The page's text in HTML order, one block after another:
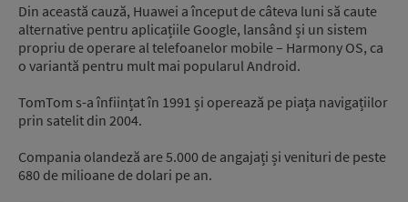
Din această cauză, Huawei a început de câteva luni să caute
alternative pentru aplicațiile Google, lansând și un sistem
propriu de operare al telefoanelor mobile – Harmony OS, ca
o variantă pentru mult mai popularul Android.
TomTom s-a înființat în 1991 și operează pe piața navigațiilor
prin satelit din 2004.
Compania olandeză are 5.000 de angajați și venituri de peste
680 de milioane de dolari pe an.